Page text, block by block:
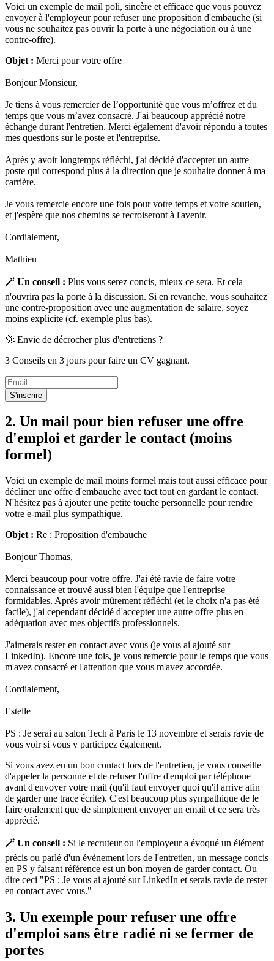
Voici un exemple de mail poli, sincère et efficace que vous pouvez
envoyer à l'employeur pour refuser une proposition d'embauche (si
vous ne souhaitez pas ouvrir la porte à une négociation ou à une
contre-offre).
Objet : Merci pour votre offre
Bonjour Monsieur,
Je tiens à vous remercier de l’opportunité que vous m’offrez et du
temps que vous m’avez consacré. J'ai beaucoup apprécié notre
échange durant l'entretien. Merci également d'avoir répondu à toutes
mes questions sur le poste et l'entreprise.
Après y avoir longtemps réfléchi, j'ai décidé d'accepter un autre
poste qui correspond plus à la direction que je souhaite donner à ma
carrière.
Je vous remercie encore une fois pour votre temps et votre soutien,
et j'espère que nos chemins se recroiseront à l'avenir.
Cordialement,
Mathieu
🪄 Un conseil : Plus vous serez concis, mieux ce sera. Et cela
n'ouvrira pas la porte à la discussion. Si en revanche, vous souhaitez
une contre-proposition avec une augmentation de salaire, soyez
moins explicite (cf. exemple plus bas).
🚀 Envie de décrocher plus d'entretiens ?
3 Conseils en 3 jours pour faire un CV gagnant.
S'inscrire
2. Un mail pour bien refuser une offre
d'emploi et garder le contact (moins
formel)
Voici un exemple de mail moins formel mais tout aussi efficace pour
décliner une offre d'embauche avec tact tout en gardant le contact.
N'hésitez pas à ajouter une petite touche personnelle pour rendre
votre e-mail plus sympathique.
Objet : Re : Proposition d'embauche
Bonjour Thomas,
Merci beaucoup pour votre offre. J'ai été ravie de faire votre
connaissance et trouvé aussi bien l'équipe que l'entreprise
formidables. Après avoir mûrement réfléchi (et le choix n'a pas été
facile), j'ai cependant décidé d'accepter une autre offre plus en
adéquation avec mes objectifs professionnels.
J'aimerais rester en contact avec vous (je vous ai ajouté sur
LinkedIn). Encore une fois, je vous remercie pour le temps que vous
m'avez consacré et l'attention que vous m'avez accordée.
Cordialement,
Estelle
PS : Je serai au salon Tech à Paris le 13 novembre et serais ravie de
vous voir si vous y participez également.
Si vous avez eu un bon contact lors de l'entretien, je vous conseille
d'appeler la personne et de refuser l'offre d'emploi par téléphone
avant d'envoyer votre mail (qu'il faut envoyer quoi qu'il arrive afin
de garder une trace écrite). C'est beaucoup plus sympathique de le
faire oralement que de simplement envoyer un email et ce sera très
apprécié.
🪄 Un conseil : Si le recruteur ou l'employeur a évoqué un élément
précis ou parlé d'un évènement lors de l'entretien, un message concis
en PS y faisant référence est un bon moyen de garder contact. Ou
dire ceci "PS : Je vous ai ajouté sur LinkedIn et serais ravie de rester
en contact avec vous."
3. Un exemple pour refuser une offre
d'emploi sans être radié ni se fermer de
portes